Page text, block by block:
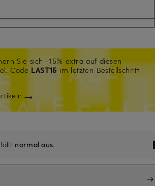
Sie sich -15% extra auf diesen
Code LAST15im letzten Bestellschritt
normal aus.